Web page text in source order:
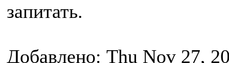
запитать.
Добавлено: Thu Nov 27,